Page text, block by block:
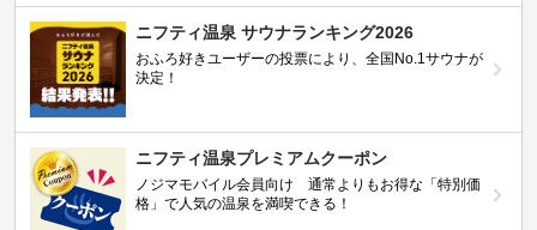
ニフティ温泉 サウナランキング2026
おふろ好きユーザーの投票により、全国No.1サウナが
決定！
ニフティ温泉プレミアムクーポン
ノジマモバイル会員向け 通常よりもお得な「特別価
格」で人気の温泉を満喫できる！